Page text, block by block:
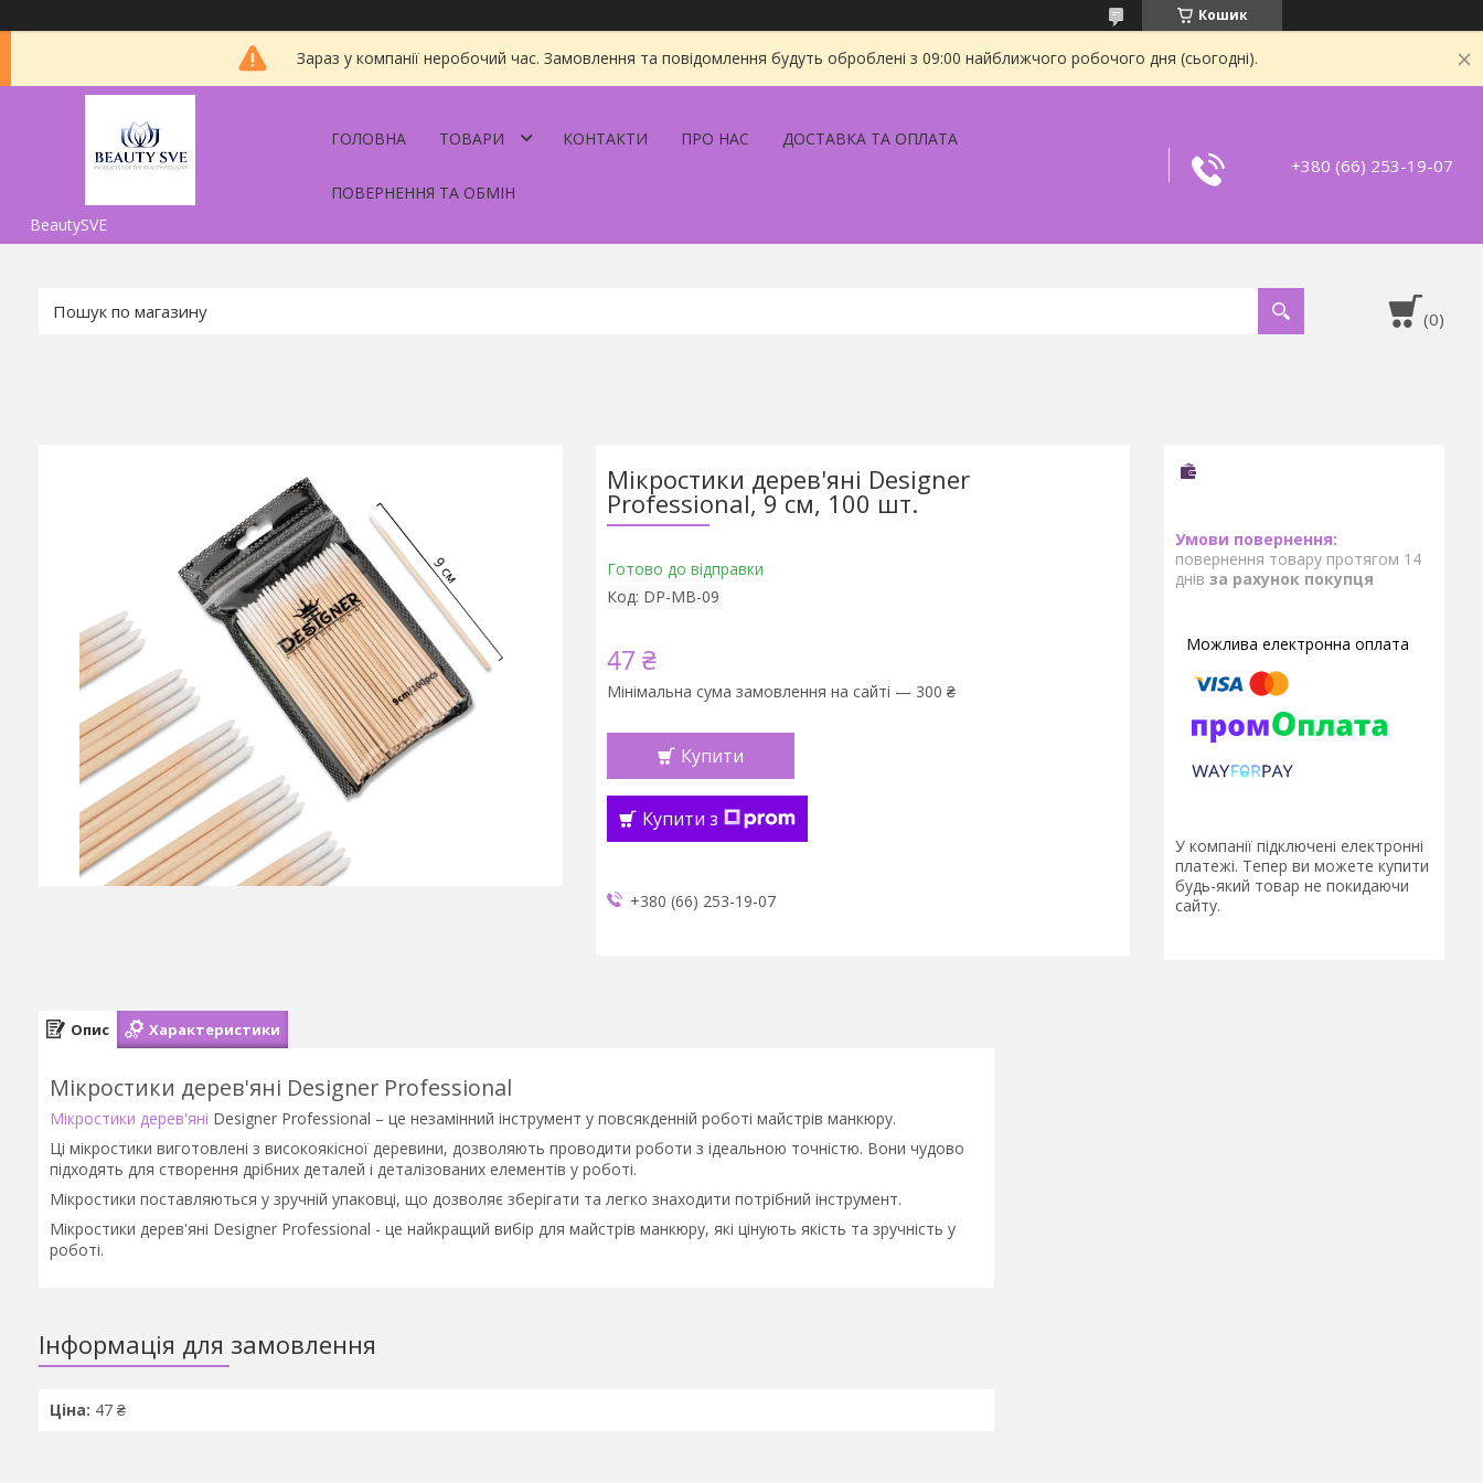
Кошик
Зараз у компанії неробочий час. Замовлення та повідомлення будуть оброблені з 09:00 найближчого робочого дня (сьогодні).
BeautySVE
ГОЛОВНА ТОВАРИ КОНТАКТИ ПРО НАС ДОСТАВКА ТА ОПЛАТА
ПОВЕРНЕННЯ ТА ОБМІН
+380 (66) 253-19-07
Мікростики дерев'яні Designer
Professional, 9 см, 100 шт.
Готово до відправки
Код: DP-MB-09
47 ₴
Мінімальна сума замовлення на сайті — 300 ₴
Купити
Купити з
+380 (66) 253-19-07
повернення товару протягом 14
днів за рахунок покупця
У компанії підключені електронні
платежі. Тепер ви можете купити
будь-який товар не покидаючи
сайту.
Опис Характеристики
Мікростики дерев'яні Designer Professional
Мікростики дерев'яні Designer Professional – це незамінний інструмент у повсякденній роботі майстрів манкюру.
Ці мікростики виготовлені з високоякісної деревини, дозволяють проводити роботи з ідеальною точністю. Вони чудово
підходять для створення дрібних деталей і деталізованих елементів у роботі.
Мікростики поставляються у зручній упаковці, що дозволяє зберігати та легко знаходити потрібний інструмент.
Мікростики дерев'яні Designer Professional - це найкращий вибір для майстрів манкюру, які цінують якість та зручність у
роботі.
Інформація для замовлення
Ціна: 47 ₴